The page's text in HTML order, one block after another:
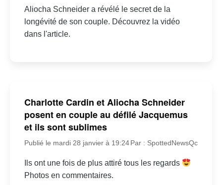
Aliocha Schneider a révélé le secret de la
longévité de son couple. Découvrez la vidéo
dans l'article.
Charlotte Cardin et Aliocha Schneider
posent en couple au défilé Jacquemus
et ils sont sublimes
Publié le mardi 28 janvier à 19:24 Par : SpottedNewsQc
Ils ont une fois de plus attiré tous les regards
Photos en commentaires.